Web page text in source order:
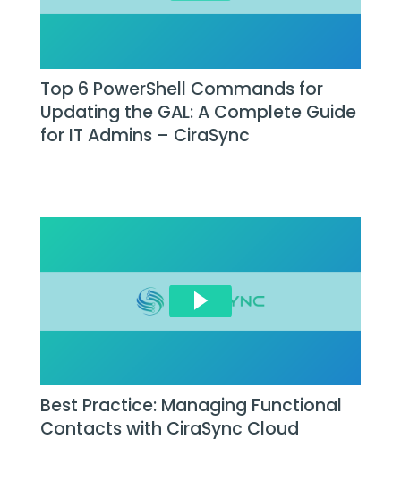
Top 6 PowerShell Commands for
Updating the GAL: A Complete Guide
for IT Admins – CiraSync
Best Practice: Managing Functional
Contacts with CiraSync Cloud